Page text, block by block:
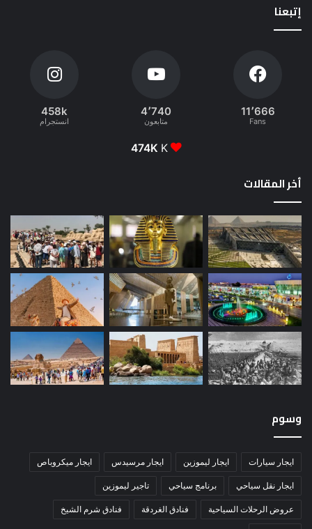
إتبعنا
11٬666
Fans
4٬740
متابعون
458k
انستجرام
474K K
أخر المقالات
وسوم
ايجار سيارات ايجار ليموزين ايجار مرسيدس ايجار ميكروباص
ايجار نقل سياحي برنامج سياحي تاجير ليموزين
عروض الرحلات السياحية فنادق الغردقة فنادق شرم الشيخ